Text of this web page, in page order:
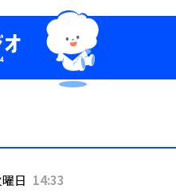
日 14:33